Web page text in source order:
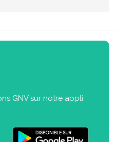
GNV sur notre appli